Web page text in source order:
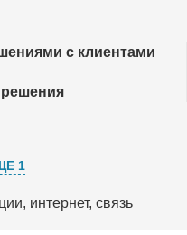
с клиентами
1
интернет, связь